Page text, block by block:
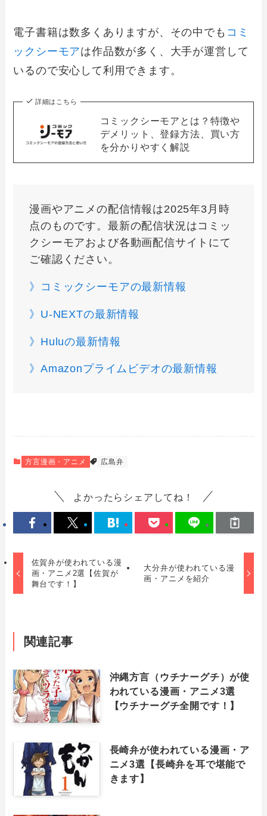
電子書籍は数多くありますが、その中でも コミ
ックシーモアは作品数が多く、大手が運営して
いるので安心して利用できます。
詳細はこちら
コミックシーモアとは？特徴や
デメリット、登録方法、買い方
を分かりやすく解説
漫画やアニメの配信情報は2025年3月時
点のものです。最新の配信状況はコミッ
クシーモアおよび各動画配信サイトにて
ご確認ください。
》コミックシーモアの最新情報
》U-NEXTの最新情報
》Huluの最新情報
》Amazonプライムビデオの最新情報
方言漫画・アニメ 広島弁
よかったらシェアしてね！
佐賀弁が使われている漫
画・アニメ2選【佐賀が
舞台です！】
大分弁が使われている漫
画・アニメを紹介
関連記事
沖縄方言（ウチナーグチ）が使
われている漫画・アニメ3選
【ウチナーグチ全開です！】
長崎弁が使われている漫画・ア
ニメ3選【長崎弁を耳で堪能で
きます】